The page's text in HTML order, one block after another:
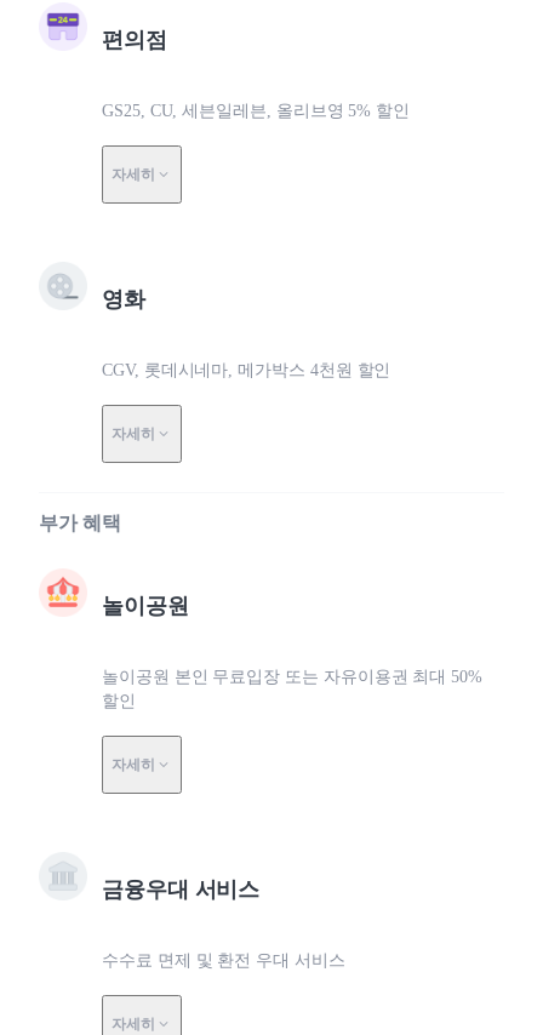
편의점
GS25, CU, 세븐일레븐, 올리브영 5% 할인
자세히
영화
CGV, 롯데시네마, 메가박스 4천원 할인
자세히
부가 혜택
놀이공원
놀이공원 본인 무료입장 또는 자유이용권 최대 50%
할인
자세히
금융우대 서비스
수수료 면제 및 환전 우대 서비스
자세히